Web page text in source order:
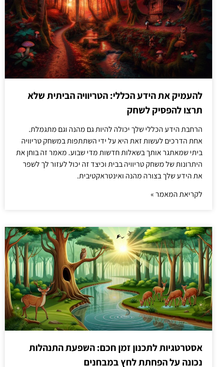
להעמיק את הידע הכללי: הטריוויה הביתית שלא
תרצו להפסיק לשחק
הרחבת הידע הכללי שלך יכולה להיות גם מהנה וגם מתגמלת.
אחת הדרכים לעשות זאת היא על ידי השתתפות במשחק טריוויה
ביתי שמאתגר אותך בשאלות חדשות מדי שבוע. מאמר זה בוחן את
היתרונות של משחק טריוויה בבית וכיצד זה יכול לעזור לך לשפר
את הידע שלך בצורה מהנה ואינטראקטיבית.
לקריאת המאמר »
אסטרטגיות לתכנון זמן חכם: השפעת התנהלות
נכונה על הפחתת לחץ במבחנים